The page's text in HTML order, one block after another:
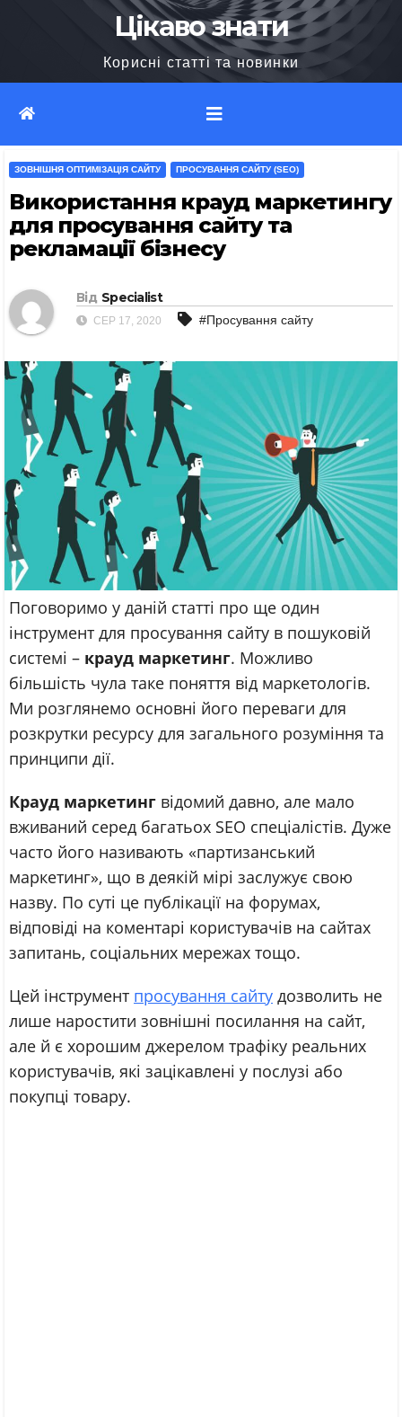
Цікаво знати
Корисні статті та новинки
ЗОВНІШНЯ ОПТИМІЗАЦІЯ САЙТУ ПРОСУВАННЯ САЙТУ (SEO)
Використання крауд маркетингу
для просування сайту та
рекламації бізнесу
Від Specialist
СЕР 17, 2020 #Просування сайту
Поговоримо у даній статті про ще один
інструмент для просування сайту в пошуковій
системі – крауд маркетинг. Можливо
більшість чула таке поняття від маркетологів.
Ми розглянемо основні його переваги для
розкрутки ресурсу для загального розуміння та
принципи дії.
Крауд маркетинг відомий давно, але мало
вживаний серед багатьох SEO спеціалістів. Дуже
часто його називають «партизанський
маркетинг», що в деякій мірі заслужує свою
назву. По суті це публікації на форумах,
відповіді на коментарі користувачів на сайтах
запитань, соціальних мережах тощо.
Цей інструмент просування сайту дозволить не
лише наростити зовнішні посилання на сайт,
але й є хорошим джерелом трафіку реальних
користувачів, які зацікавлені у послузі або
покупці товару.